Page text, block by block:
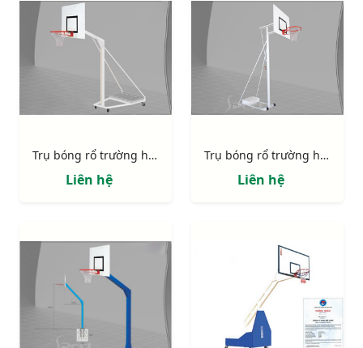
Trụ bóng rổ trường học 801829
Liên hệ
Trụ bóng rổ trường học 801827
Liên hệ